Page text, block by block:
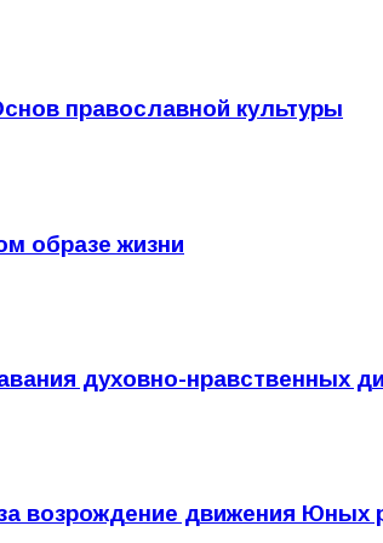
православной культуры
образе жизни
духовно-нравственных
возрождение движения Юных